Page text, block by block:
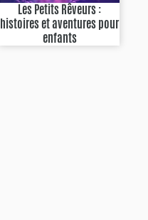
Les Petits Rêveurs :
histoires et aventures pour
enfants